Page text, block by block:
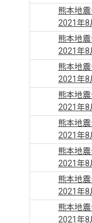
熊本地
2021年8
熊本地
2021年8
熊本地
2021年8
熊本地
2021年8
熊本地
2021年8
熊本地
2021年8
熊本地
2021年8
熊本地
2021年8